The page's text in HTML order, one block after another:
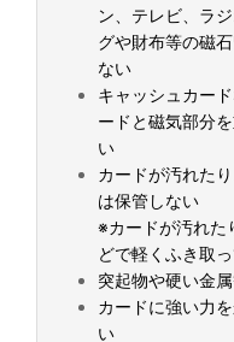
ン、テレビ、ラ
グや財布等の磁
ない
キャッシュカー
ードと磁気部分
い
カードが汚れた
は保管しない
※カードが汚れた
どで軽くふき取
突起物や硬い金
カードに強い力
い